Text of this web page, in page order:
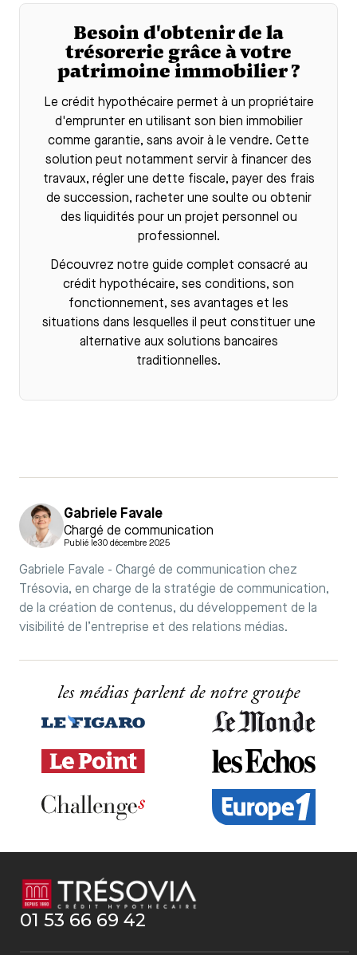
Besoin d'obtenir de la
trésorerie grâce à votre
patrimoine immobilier ?
Le crédit hypothécaire permet à un propriétaire
d'emprunter en utilisant son bien immobilier
comme garantie, sans avoir à le vendre. Cette
solution peut notamment servir à financer des
travaux, régler une dette fiscale, payer des frais
de succession, racheter une soulte ou obtenir
des liquidités pour un projet personnel ou
professionnel.
Découvrez notre guide complet consacré au
crédit hypothécaire, ses conditions, son
fonctionnement, ses avantages et les
situations dans lesquelles il peut constituer une
alternative aux solutions bancaires
traditionnelles.
Gabriele Favale
Chargé de communication
Publié le30 décembre 2025
Gabriele Favale - Chargé de communication chez
Trésovia, en charge de la stratégie de communication,
de la création de contenus, du développement de la
visibilité de l’entreprise et des relations médias.
les médias parlent de notre groupe
01 53 66 69 42